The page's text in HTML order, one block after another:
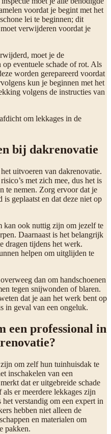
voordat je begint met het
lei te beginnen; dit
verwijderen voordat je
moet je de
eventuele schade of rot. Als
worden gerepareerd voordat
kun je beginnen met het
volgens de instructies van
om lekkages in de
bij dakrenovatie
uitvoeren van dakrenovatie.
met zich mee, dus het is
te nemen. Zorg ervoor dat je
geplaatst en dat deze niet op
kan ook nuttig zijn om jezelf te
Daarnaast is het belangrijk
dragen tijdens het werk.
helpen om uitglijden te
dan om handschoenen
tegen snijwonden of blaren.
dat je aan het werk bent op
in geval van een ongeluk.
een professional in
om zelf hun tuinhuisdak te
inschakelen van een
dat er uitgebreide schade
er meerdere lekkages zijn
verstandig om een expert in
hebben niet alleen de
en materialen om
pakken.